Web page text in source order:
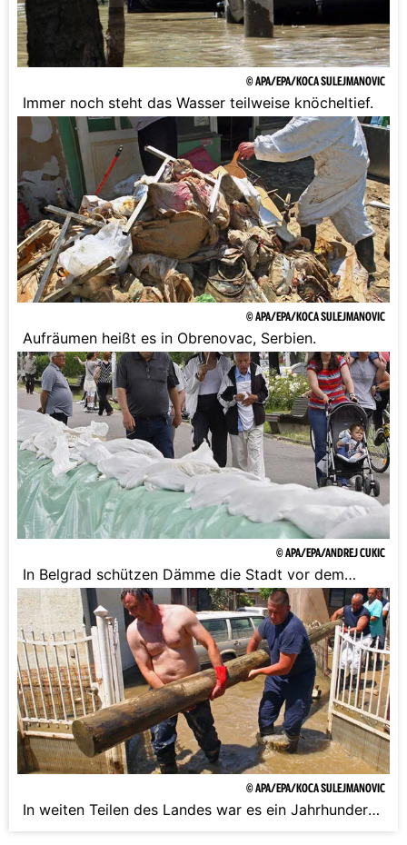
© APA/EPA/KOCA SULEJMANOVIC
Immer noch steht das Wasser teilweise knöcheltief.
© APA/EPA/KOCA SULEJMANOVIC
Aufräumen heißt es in Obrenovac, Serbien.
© APA/EPA/ANDREJ CUKIC
In Belgrad schützen Dämme die Stadt vor dem
Wasser.
© APA/EPA/KOCA SULEJMANOVIC
In weiten Teilen des Landes war es ein Jahrhundert-